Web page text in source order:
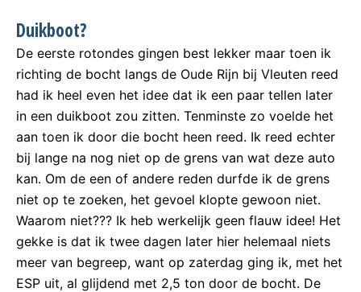
Duikboot?
De eerste rotondes gingen best lekker maar toen ik
richting de bocht langs de Oude Rijn bij Vleuten reed
had ik heel even het idee dat ik een paar tellen later
in een duikboot zou zitten. Tenminste zo voelde het
aan toen ik door die bocht heen reed. Ik reed echter
bij lange na nog niet op de grens van wat deze auto
kan. Om de een of andere reden durfde ik de grens
niet op te zoeken, het gevoel klopte gewoon niet.
Waarom niet??? Ik heb werkelijk geen flauw idee! Het
gekke is dat ik twee dagen later hier helemaal niets
meer van begreep, want op zaterdag ging ik, met het
ESP uit, al glijdend met 2,5 ton door de bocht. De